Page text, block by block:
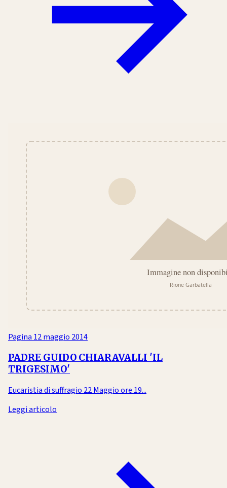
Pagina 12 maggio 2014
PADRE GUIDO CHIARAVALLI 'IL
TRIGESIMO'
Eucaristia di suffragio 22 Maggio ore 19...
Leggi articolo